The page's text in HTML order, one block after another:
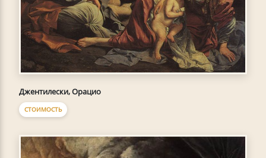
Джентилески, Орацио
СТОИМОСТЬ